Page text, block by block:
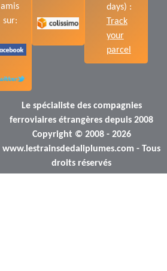
amis
sur:
days) :
Track
your
parcel
Le spécialiste des compagnies
ferroviaires étrangères depuis 2008
Copyright © 2008 - 2026
www.lestrainsdedaliplumes.com - Tous
droits réservés